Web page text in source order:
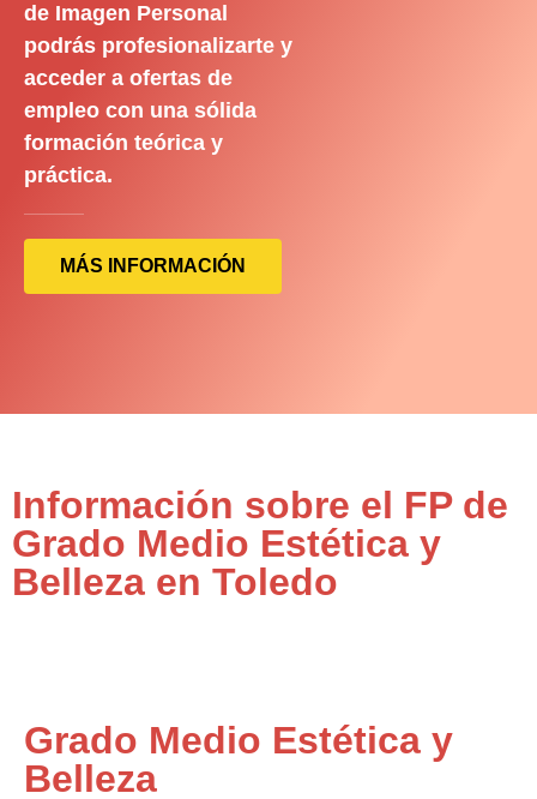
de Imagen Personal
podrás profesionalizarte y
acceder a ofertas de
empleo con una sólida
formación teórica y
práctica.
MÁS INFORMACIÓN
Información sobre el FP de
Grado Medio Estética y
Belleza en Toledo
Grado Medio Estética y
Belleza